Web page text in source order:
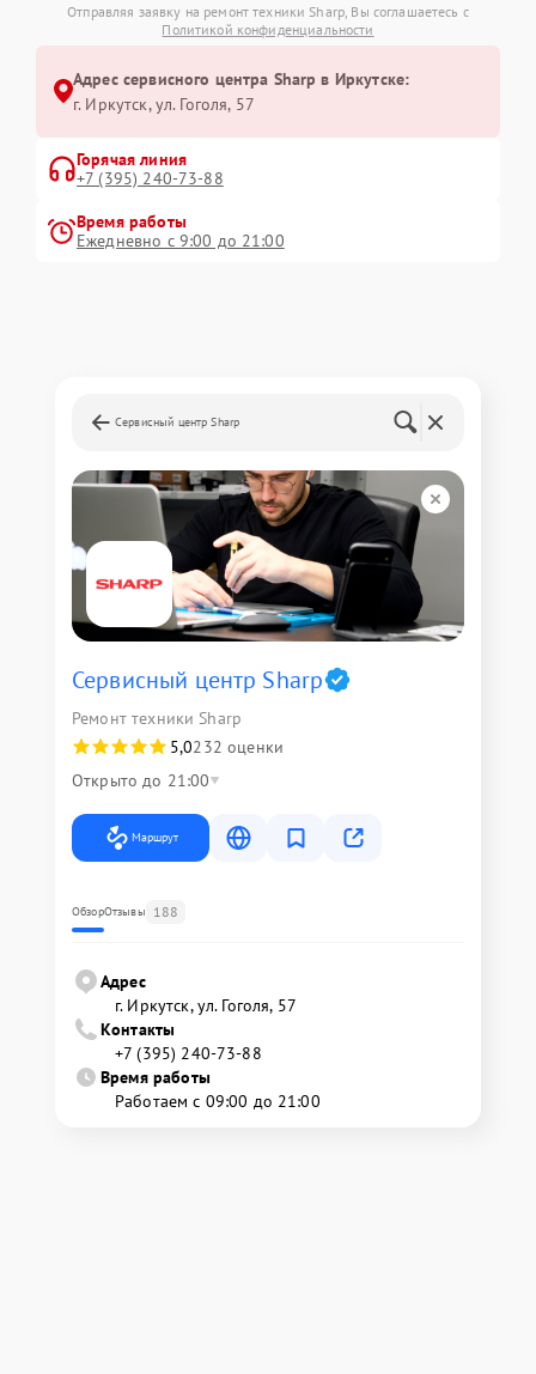
Отправляя заявку на ремонт техники Sharp, Вы соглашаетесь с
Политикой конфиденциальности
Адрес сервисного центра Sharp в Иркутске:
г. Иркутск, ул. ​Гоголя, 57
Горячая линия
+7 (395) 240-73-88
Время работы
Ежедневно с 9:00 до 21:00
Сервисный центр Sharp
Сервисный центр Sharp
Ремонт техники Sharp
5,0232 оценки
Открыто до 21:00
Маршрут
ОбзорОтзывы 188
Адрес
г. Иркутск, ул. ​Гоголя, 57
Контакты
+7 (395) 240-73-88
Время работы
Работаем с 09:00 до 21:00